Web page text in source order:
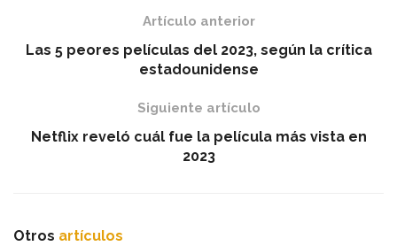
Artículo anterior
Las 5 peores películas del 2023, según la crítica
estadounidense
Siguiente artículo
Netflix reveló cuál fue la película más vista en
2023
Otros artículos